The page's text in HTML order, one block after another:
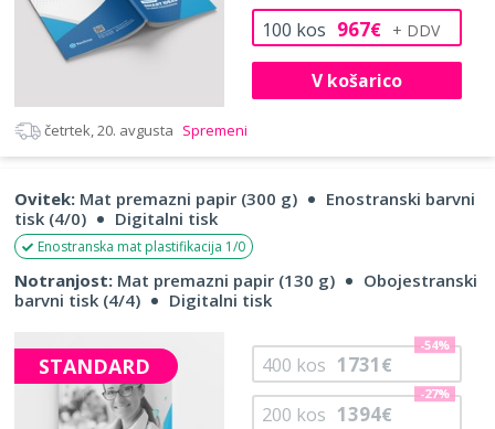
100 kos 967€
V košarico
četrtek, 20. avgusta Spremeni
Ovitek: Mat premazni papir (300 g)
Enostranski barvni
tisk (4/0)
Digitalni tisk
Enostranska mat plastifikacija 1/0
Notranjost: Mat premazni papir (130 g)
Obojestranski
barvni tisk (4/4)
Digitalni tisk
STANDARD
200 kos 1394€
-27%
400 kos 1731€
-54%